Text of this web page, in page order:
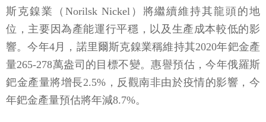
斯克鎳業（Norilsk Nickel）將繼續維持其龍頭的地
位，主要因為產能運行平穩，以及生產成本較低的影
響。今年4月，諾里爾斯克鎳業稱維持其2020年鈀金產
量265-278萬盎司的目標不變。惠譽預估，今年俄羅斯
鈀金產量將增長2.5%，反觀南非由於疫情的影響，今
年鈀金產量預估將年減8.7%。